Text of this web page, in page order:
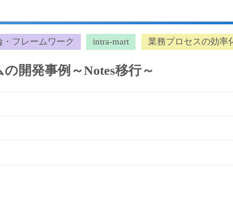
・フレームワーク intra-mart 業務プロセスの効率
開発事例～Notes移行～